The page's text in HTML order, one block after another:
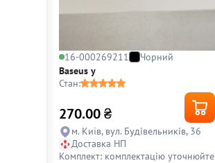
16-000269211
Чорний
Baseus y
Стан:
270.00₴
м. Київ, вул. Будівельників, 36
Доставка НП
Комплект: комплектацію уточнюйте